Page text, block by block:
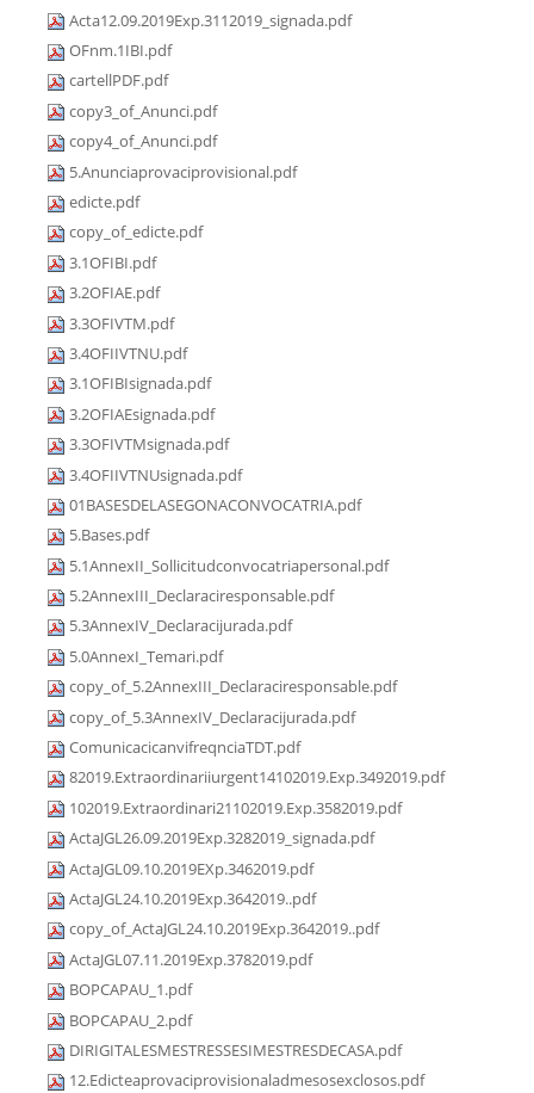
Acta12.09.2019Exp.3112019_signada.pdf
OFnm.1IBI.pdf
cartellPDF.pdf
copy3_of_Anunci.pdf
copy4_of_Anunci.pdf
5.Anunciaprovaciprovisional.pdf
edicte.pdf
copy_of_edicte.pdf
3.1OFIBI.pdf
3.2OFIAE.pdf
3.3OFIVTM.pdf
3.4OFIIVTNU.pdf
3.1OFIBIsignada.pdf
3.2OFIAEsignada.pdf
3.3OFIVTMsignada.pdf
3.4OFIIVTNUsignada.pdf
01BASESDELASEGONACONVOCATRIA.pdf
5.Bases.pdf
5.1AnnexII_Sollicitudconvocatriapersonal.pdf
5.2AnnexIII_Declaraciresponsable.pdf
5.3AnnexIV_Declaracijurada.pdf
5.0AnnexI_Temari.pdf
copy_of_5.2AnnexIII_Declaraciresponsable.pdf
copy_of_5.3AnnexIV_Declaracijurada.pdf
ComunicacicanvifreqnciaTDT.pdf
82019.Extraordinariiurgent14102019.Exp.3492019.pdf
102019.Extraordinari21102019.Exp.3582019.pdf
ActaJGL26.09.2019Exp.3282019_signada.pdf
ActaJGL09.10.2019EXp.3462019.pdf
ActaJGL24.10.2019Exp.3642019..pdf
copy_of_ActaJGL24.10.2019Exp.3642019..pdf
ActaJGL07.11.2019Exp.3782019.pdf
BOPCAPAU_1.pdf
BOPCAPAU_2.pdf
DIRIGITALESMESTRESSESIMESTRESDECASA.pdf
12.Edicteaprovaciprovisionaladmesosexclosos.pdf